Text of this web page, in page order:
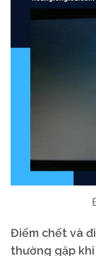
Điểm chết và
thường gặp khi